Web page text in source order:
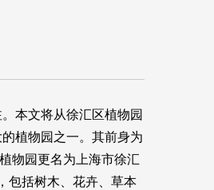
本文将从徐汇区植物园
植物园之一。其前身为
物园更名为上海市徐汇
包括树木、花卉、草本